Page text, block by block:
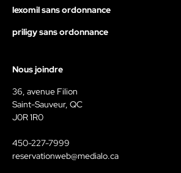
lexomil sans ordonnance
priligy sans ordonnance
Nous joindre
36, avenue Filion
Saint-Sauveur, QC
J0R 1R0
450-227-7999
reservationweb@medialo.ca